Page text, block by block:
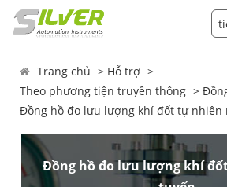
Trang chủ
Hỗ trợ
Theo phương tiện truyền thông
Đồng hồ đo lưu lượng khí đốt tự nhiên
Đồng hồ đo lưu lượng khí